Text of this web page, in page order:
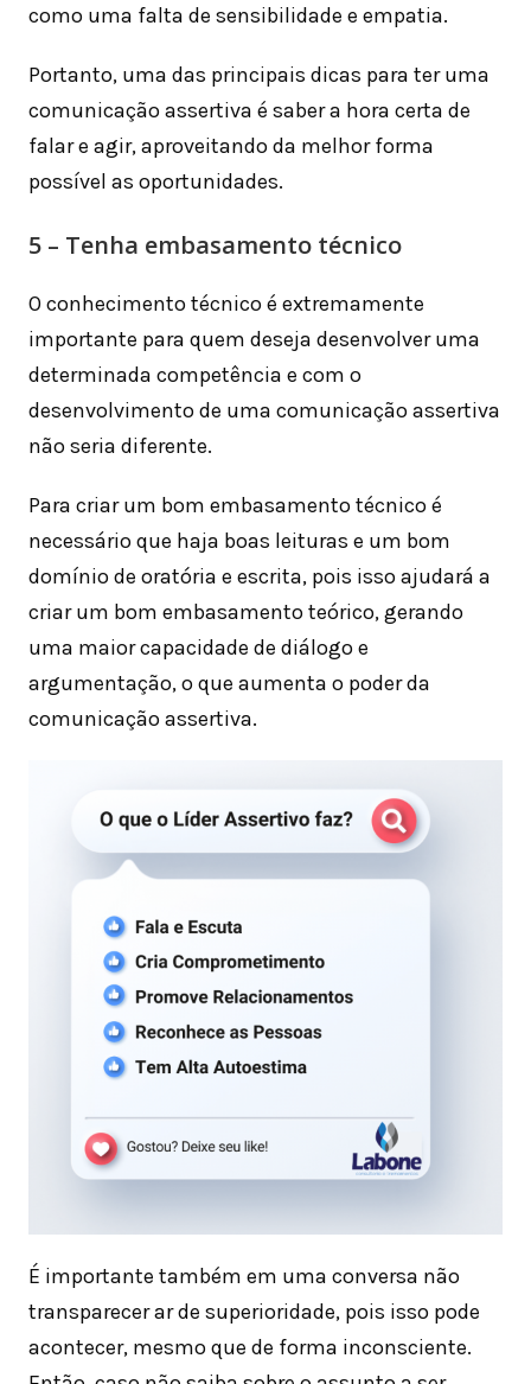
como uma falta de sensibilidade e empatia.
Portanto, uma das principais dicas para ter uma
comunicação assertiva é saber a hora certa de
falar e agir, aproveitando da melhor forma
possível as oportunidades.
5 – Tenha embasamento técnico
O conhecimento técnico é extremamente
importante para quem deseja desenvolver uma
determinada competência e com o
desenvolvimento de uma comunicação assertiva
não seria diferente.
Para criar um bom embasamento técnico é
necessário que haja boas leituras e um bom
domínio de oratória e escrita, pois isso ajudará a
criar um bom embasamento teórico, gerando
uma maior capacidade de diálogo e
argumentação, o que aumenta o poder da
comunicação assertiva.
É importante também em uma conversa não
transparecer ar de superioridade, pois isso pode
acontecer, mesmo que de forma inconsciente.